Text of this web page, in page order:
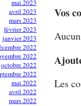
mai 2023
avril 2023
mars 2023
février 2023
janvier 2023
2022
2022
octobre 2022
2022
mai 2022
avril 2022
mars 2022
Vos
Les